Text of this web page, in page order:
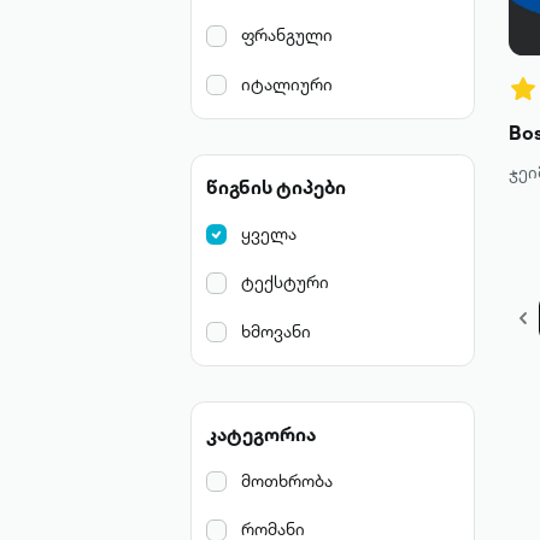
ფრანგული
იტალიური
წიგნის ტიპები
ყველა
ტექსტური
ხმოვანი
კატეგორია
მოთხრობა
რომანი